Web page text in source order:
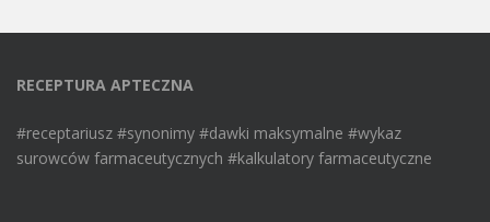
RECEPTURA APTECZNA
#receptariusz #synonimy #dawki maksymalne #wykaz
surowców farmaceutycznych #kalkulatory farmaceutyczne